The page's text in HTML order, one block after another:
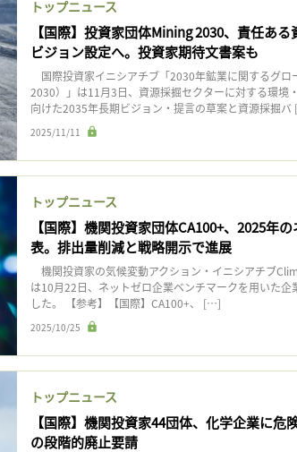
トップニュース
【国際】投資家団体Mining 2030、責任あ
ビジョン設定へ。投資家期待文書案も
国際投資家イニシアチブ「2030年鉱業に関するグロ
2030）」は11月3日、資源採掘セクターに対する環境
向けた2035年長期ビジョン・提言の草案と資源採掘
2025/11/11
トップニュース
【国際】機関投資家団体CA100+、2025年
表。排出量削減と戦略開示で進展
機関投資家の気候変動アクション・イニシアチブ
は10月22日、ネットゼロ企業ベンチマークを用いた
した。 【参考】【国際】CA100+、 […]
2025/10/25
トップニュース
【国際】機関投資家44団体、化学企業に危
の段階的廃止要請
るには
員登録